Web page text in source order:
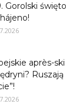
Gorolski
après-
Ruszają